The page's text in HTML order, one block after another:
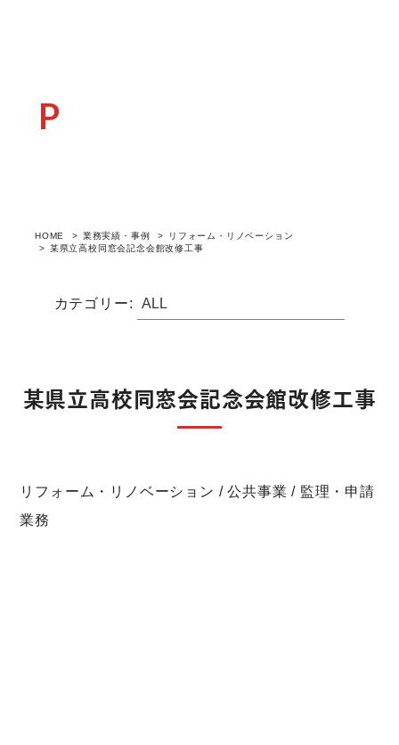
HOME 業務実績・事例
リフォーム・リノベーション
某県立高校同窓会記念会館改修工事
カテゴリー:
某県立高校同窓会記念会館改修工事
リフォーム・リノベーション / 公共事業 / 監理・申請
業務